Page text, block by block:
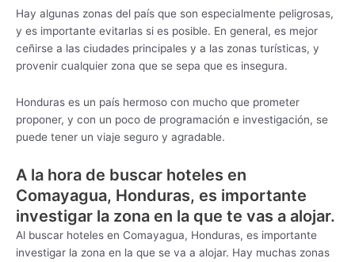
Hay algunas zonas del país que son especialmente peligrosas,
y es importante evitarlas si es posible. En general, es mejor
ceñirse a las ciudades principales y a las zonas turísticas, y
provenir cualquier zona que se sepa que es insegura.
Honduras es un país hermoso con mucho que prometer
proponer, y con un poco de programación e investigación, se
puede tener un viaje seguro y agradable.
A la hora de buscar hoteles en
Comayagua, Honduras, es importante
investigar la zona en la que te vas a alojar.
Al buscar hoteles en Comayagua, Honduras, es importante
investigar la zona en la que se va a alojar. Hay muchas zonas